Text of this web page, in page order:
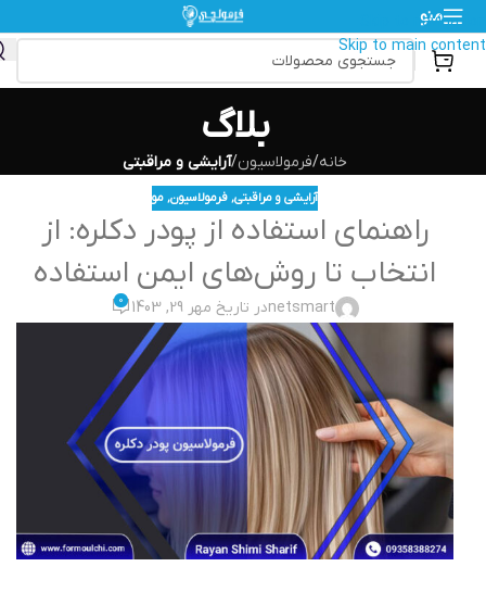
Skip to navigation
Skip to main content
منو
بلاگ
خانه/فرمولاسیون/آرایشی و مراقبتی
آرایشی و مراقبتی, فرمولاسیون, مو
راهنمای استفاده از پودر دکلره: از
انتخاب تا روش‌های ایمن استفاده
netsmartدر تاریخ مهر 29, 1403 0